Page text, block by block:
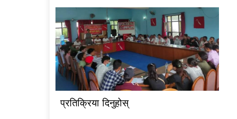
प्रतिक्रिया दिनुहोस्